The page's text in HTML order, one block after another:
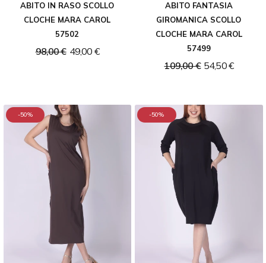
ABITO IN RASO SCOLLO
CLOCHE MARA CAROL
57502
98,00 € 49,00 €
ABITO FANTASIA
GIROMANICA SCOLLO
CLOCHE MARA CAROL
57499
109,00 € 54,50 €
-50% -50%